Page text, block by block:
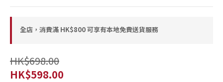
全店，消費滿 HK$800 可享有本地免費送貨服務
HK$698.00
HK$598.00